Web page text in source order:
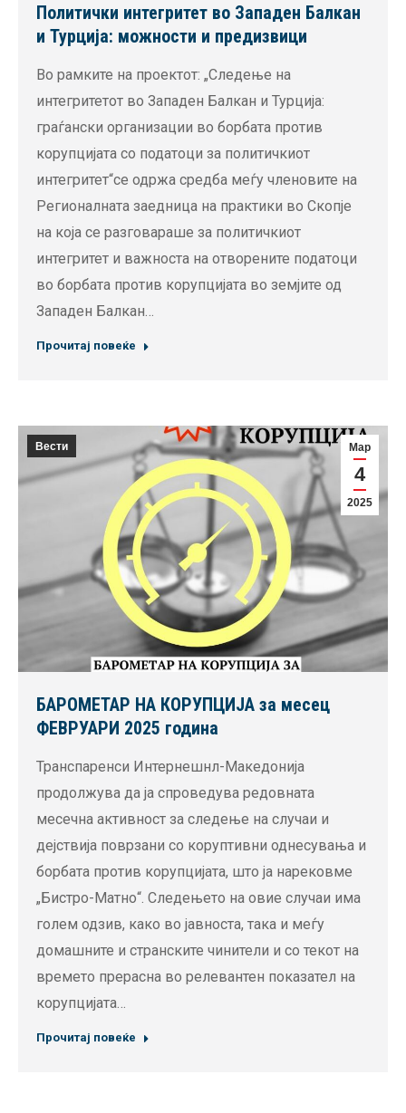
Политички интегритет во Западен Балкан
и Турција: можности и предизвици
Во рамките на проектот: „Следење на
интегритетот во Западен Балкан и Турција:
граѓански организации во борбата против
корупцијата со податоци за политичкиот
интегритет“се одржа средба меѓу членовите на
Регионалната заедница на практики во Скопје
на која се разговараше за политичкиот
интегритет и важноста на отворените податоци
во борбата против корупцијата во земјите од
Западен Балкан…
Прочитај повеќе
Мар
4
2025
Вести
БАРОМЕТАР НА КОРУПЦИЈА за месец
ФЕВРУАРИ 2025 година
Транспаренси Интернешнл-Македонија
продолжува да ја спроведува редовната
месечна активност за следење на случаи и
дејствија поврзани со коруптивни однесувања и
борбата против корупцијата, што ја нарековме
„Бистро-Матно“. Следењето на овие случаи има
голем одзив, како во јавноста, така и меѓу
домашните и странските чинители и со текот на
времето прерасна во релевантен показател на
корупцијата…
Прочитај повеќе